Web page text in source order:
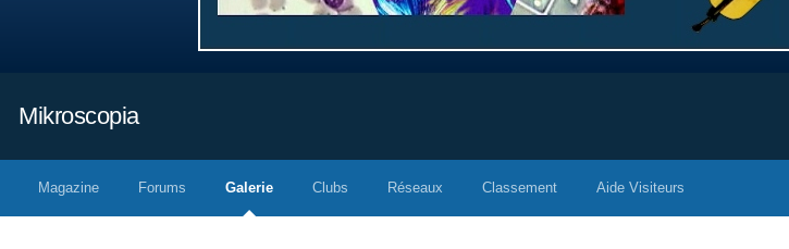
Mikroscopia
Magazine Forums Galerie Clubs Réseaux Classement Aide Visiteurs